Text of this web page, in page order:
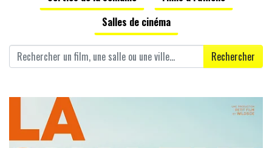
Salles de cinéma
Rechercher